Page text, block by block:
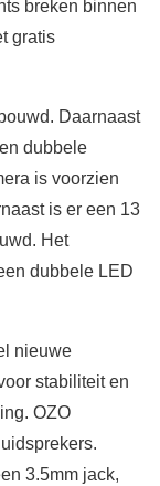
breken binnen
gratis
Daarnaast
dubbele
is voorzien
is er een 13
Het
dubbele LED
nieuwe
stabiliteit en
OZO
3.5mm jack,